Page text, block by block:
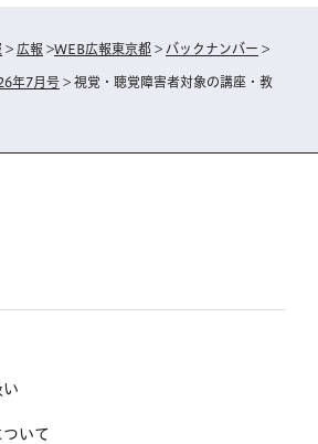
> 広報 >WEB広報東京都 > バックナンバー >
年7月号 > 視覚・聴覚障害者対象の講座・教
いて